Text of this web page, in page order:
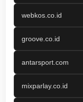
webkos.co.id
groove.co.id
antarsport.com
mixparlay.co.id